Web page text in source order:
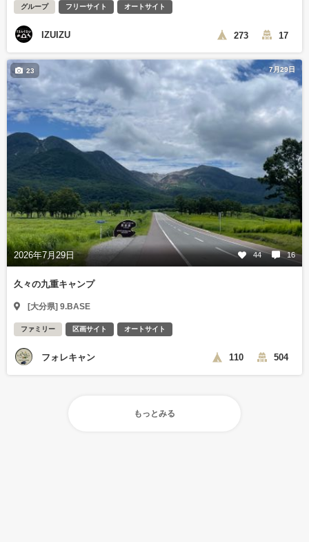
グループ フリーサイト オートサイト
IZUIZU 273 17
7月29日
2026年7月29日 44 16
23
久々の九重キャンプ
[大分県] 9.BASE
ファミリー 区画サイト オートサイト
フォレキャン 110 504
もっとみる